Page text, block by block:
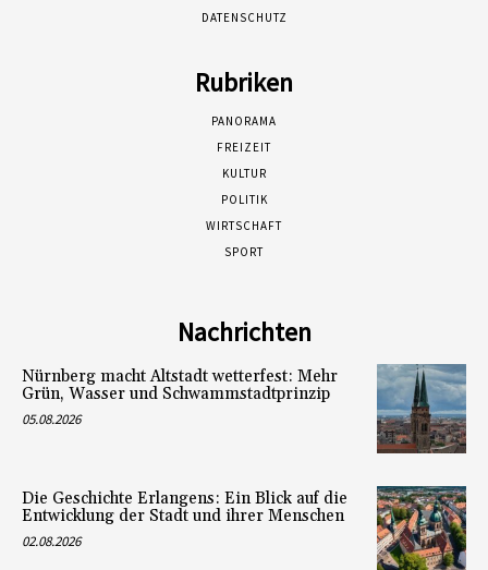
DATENSCHUTZ
Rubriken
PANORAMA
FREIZEIT
KULTUR
POLITIK
WIRTSCHAFT
SPORT
Nachrichten
Nürnberg macht Altstadt wetterfest: Mehr
Grün, Wasser und Schwammstadtprinzip
05.08.2026
Die Geschichte Erlangens: Ein Blick auf die
Entwicklung der Stadt und ihrer Menschen
02.08.2026